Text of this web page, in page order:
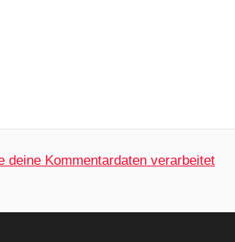
deine Kommentardaten verarbeitet